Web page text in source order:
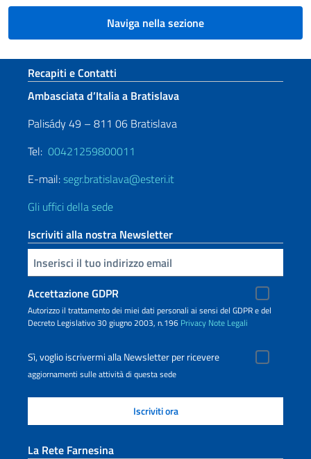
Naviga nella sezione
Sezione footer
Recapiti e Contatti
Ambasciata d’Italia a Bratislava
Palisády 49 – 811 06 Bratislava
Tel: 00421259800011
E-mail:segr.bratislava@esteri.it
Gli uffici della sede
Iscriviti alla nostra Newsletter
Inserisci la tua email
Accettazione GDPR
Autorizzo il trattamento dei miei dati personali ai sensi del GDPR e del
Decreto Legislativo 30 giugno 2003, n.196 Privacy Note Legali
Sì, voglio iscrivermi alla Newsletter per ricevere
aggiornamenti sulle attività di questa sede
La Rete Farnesina